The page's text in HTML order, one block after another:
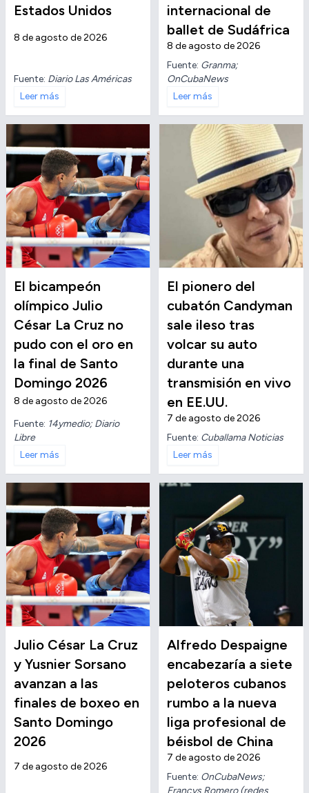
Estados Unidos
8 de agosto de 2026
Fuente: Diario Las Américas
Leer más
internacional de
ballet de Sudáfrica
8 de agosto de 2026
Fuente: Granma;
OnCubaNews
Leer más
El bicampeón
olímpico Julio
César La Cruz no
pudo con el oro en
la final de Santo
Domingo 2026
8 de agosto de 2026
Fuente: 14ymedio; Diario
Libre
Leer más
El pionero del
cubatón Candyman
sale ileso tras
volcar su auto
durante una
transmisión en vivo
en EE.UU.
7 de agosto de 2026
Fuente: Cuballama Noticias
Leer más
Julio César La Cruz
y Yusnier Sorsano
avanzan a las
finales de boxeo en
Santo Domingo
2026
7 de agosto de 2026
Alfredo Despaigne
encabezaría a siete
peloteros cubanos
rumbo a la nueva
liga profesional de
béisbol de China
7 de agosto de 2026
Fuente: OnCubaNews;
Francys Romero (redes